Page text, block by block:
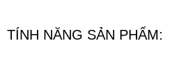
TÍNH NĂNG SẢN PHẨM: